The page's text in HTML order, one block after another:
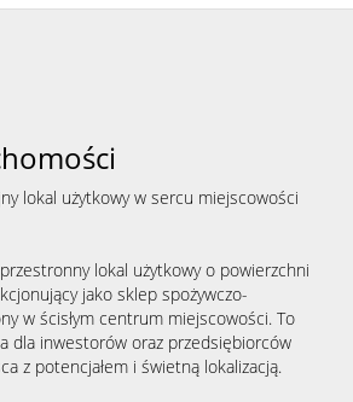
Praca
lokal użytkowy w sercu miejscowości
lokal użytkowy o powierzchni
jako sklep spożywczo-
w ścisłym centrum miejscowości. To
dla inwestorów oraz przedsiębiorców
z potencjałem i świetną lokalizacją.